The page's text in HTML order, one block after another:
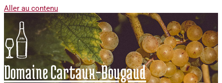
Aller au contenu
Domaine Cartaux-Bougaud